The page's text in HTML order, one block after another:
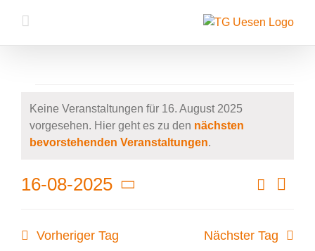
Inhalt
Veranstaltungen
für
August
2025
Hinweis
Keine Veranstaltungen für 16. August 2025
vorgesehen. Hier geht es zu den nächsten
bevorstehenden Veranstaltungen.
und
Suche
Tag
16-08-2025
Vorheriger Tag Nächster Tag